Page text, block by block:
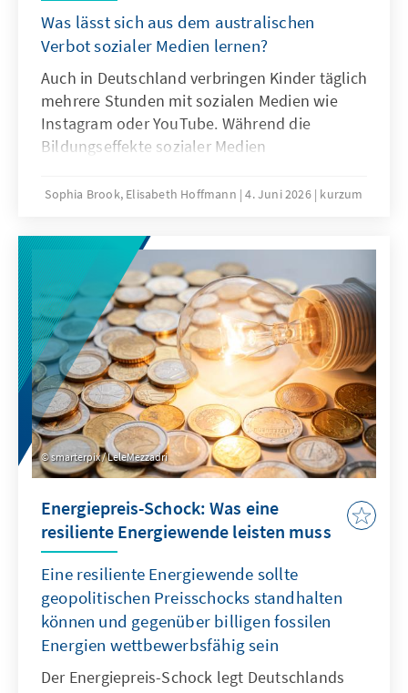
Was lässt sich aus dem australischen
Verbot sozialer Medien lernen?
Auch in Deutschland verbringen Kinder täglich
mehrere Stunden mit sozialen Medien wie
Instagram oder YouTube. Während die
Bildungseffekte sozialer Medien
für Suchtgefahr und weitere problematische
Ist das australische Verbot von Social Media
eine Antwort auf diese Herausforderung?
Sophia Brook, Elisabeth Hoffmann 4. Juni 2026 kurzum
smarterpix / LeleMezzadri
Energiepreis-Schock: Was eine
resiliente Energiewende leisten muss
Eine resiliente Energiewende sollte
geopolitischen Preisschocks standhalten
können und gegenüber billigen fossilen
Energien wettbewerbsfähig sein
Der Energiepreis-Schock legt Deutschlands